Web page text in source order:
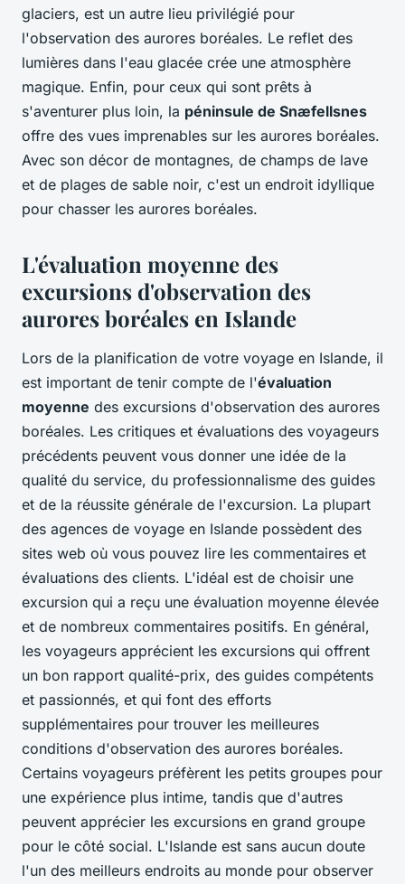
glaciers, est un autre lieu privilégié pour
l'observation des aurores boréales. Le reflet des
lumières dans l'eau glacée crée une atmosphère
magique. Enfin, pour ceux qui sont prêts à
s'aventurer plus loin, la péninsule de Snæfellsnes
offre des vues imprenables sur les aurores boréales.
Avec son décor de montagnes, de champs de lave
et de plages de sable noir, c'est un endroit idyllique
pour chasser les aurores boréales.
L'évaluation moyenne des
excursions d'observation des
aurores boréales en Islande
Lors de la planification de votre voyage en Islande, il
est important de tenir compte de l'évaluation
moyenne des excursions d'observation des aurores
boréales. Les critiques et évaluations des voyageurs
précédents peuvent vous donner une idée de la
qualité du service, du professionnalisme des guides
et de la réussite générale de l'excursion. La plupart
des agences de voyage en Islande possèdent des
sites web où vous pouvez lire les commentaires et
évaluations des clients. L'idéal est de choisir une
excursion qui a reçu une évaluation moyenne élevée
et de nombreux commentaires positifs. En général,
les voyageurs apprécient les excursions qui offrent
un bon rapport qualité-prix, des guides compétents
et passionnés, et qui font des efforts
supplémentaires pour trouver les meilleures
conditions d'observation des aurores boréales.
Certains voyageurs préfèrent les petits groupes pour
une expérience plus intime, tandis que d'autres
peuvent apprécier les excursions en grand groupe
pour le côté social. L'Islande est sans aucun doute
l'un des meilleurs endroits au monde pour observer